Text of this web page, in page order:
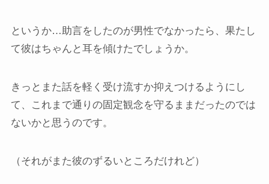
というか…助言をしたのが男性でなかったら、果たし
て彼はちゃんと耳を傾けたでしょうか。
きっとまた話を軽く受け流すか抑えつけるようにし
て、これまで通りの固定観念を守るままだったのでは
ないかと思うのです。
（それがまた彼のずるいところだけれど）